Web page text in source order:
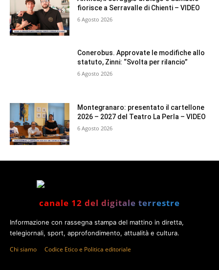
fiorisce a Serravalle di Chienti – VIDEO
6 Agosto 2026
Conerobus. Approvate le modifiche allo
statuto, Zinni: “Svolta per rilancio”
6 Agosto 2026
Montegranaro: presentato il cartellone
2026 – 2027 del Teatro La Perla – VIDEO
6 Agosto 2026
canale 12 del digitale terrestre
Informazione con rassegna stampa del mattino in diretta,
telegiornali, sport, approfondimento, attualità e cultura.
Chi siamo Codice Etico e Politica editoriale